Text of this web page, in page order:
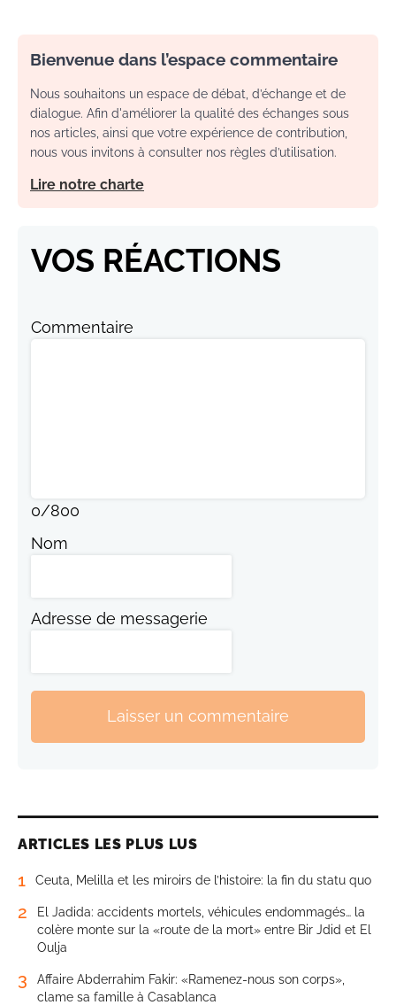
Bienvenue dans l’espace commentaire
Nous souhaitons un espace de débat, d’échange et de
dialogue. Afin d'améliorer la qualité des échanges sous
nos articles, ainsi que votre expérience de contribution,
nous vous invitons à consulter nos règles d’utilisation.
Lire notre charte
VOS RÉACTIONS
Commentaire
0/800
Nom
Adresse de messagerie
Laisser un commentaire
ARTICLES LES PLUS LUS
1 Ceuta, Melilla et les miroirs de l’histoire: la fin du statu quo
2
El Jadida: accidents mortels, véhicules endommagés… la
colère monte sur la «route de la mort» entre Bir Jdid et El
Oulja
3
Affaire Abderrahim Fakir: «Ramenez-nous son corps»,
clame sa famille à Casablanca